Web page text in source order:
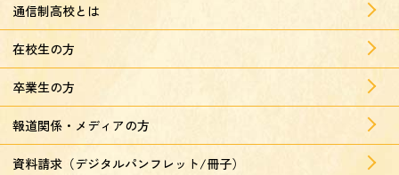
通信制高校とは
在校生の方
卒業生の方
報道関係・メディアの方
資料請求（デジタルパンフレット/冊子）